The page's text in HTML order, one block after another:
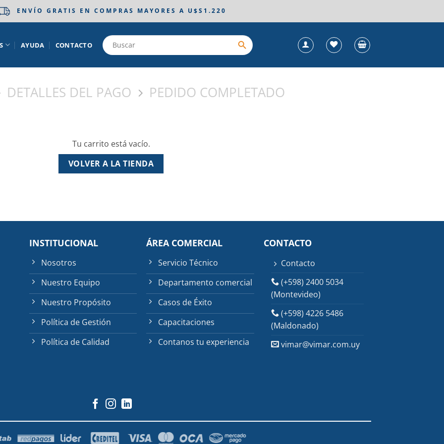
ENVÍO GRATIS EN COMPRAS MAYORES A U$S1.220
AYUDA CONTACTO
DETALLES DEL PAGO PEDIDO COMPLETADO
Tu carrito está vacío.
VOLVER A LA TIENDA
INSTITUCIONAL
Nosotros
Nuestro Equipo
Nuestro Propósito
Política de Gestión
Política de Calidad
ÁREA COMERCIAL
Servicio Técnico
Departamento comercial
Casos de Éxito
Capacitaciones
Contanos tu experiencia
CONTACTO
Contacto
(+598) 2400 5034
(Montevideo)
(+598) 4226 5486
(Maldonado)
vimar@vimar.com.uy